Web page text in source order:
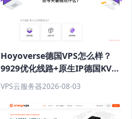
Hoyoverse德国VPS怎么样？
9929优化线路+原生IP德国KVM
VPS推荐
VPS云服务器2026-08-03